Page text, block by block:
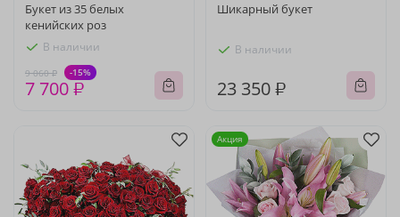
Букет из 35 белых
кенийских роз
В наличии
9 060 ₽ -15%
7 700 ₽
Шикарный букет
В наличии
23 350 ₽
Акция